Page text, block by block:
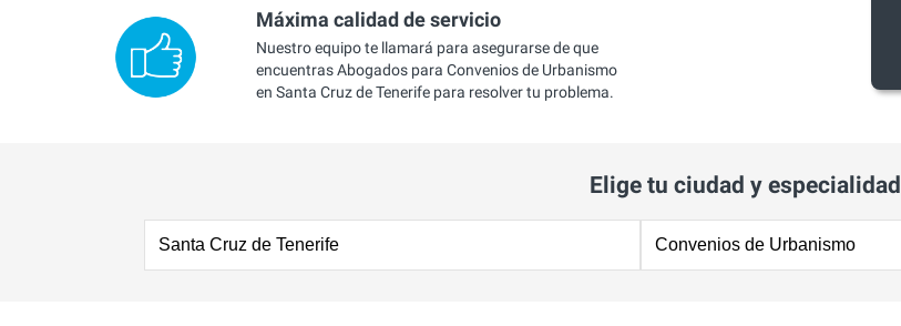
Máxima calidad de servicio
Nuestro equipo te llamará para asegurarse de que
encuentras Abogados para Convenios de Urbanismo
en Santa Cruz de Tenerife para resolver tu problema.
Elige tu ciudad y especialidad